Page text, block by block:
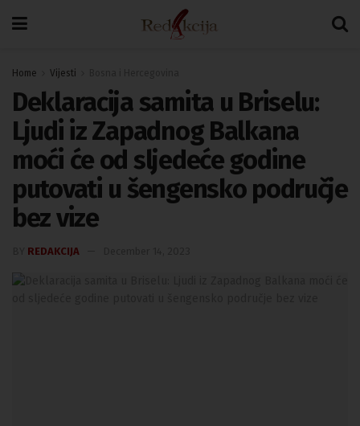
Home Vijesti
Deklaracija samita u Briselu:
Ljudi iz Zapadnog Balkana
moći će od sljedeće godine
putovati u šengensko područje
bez vize
REDAKCIJA